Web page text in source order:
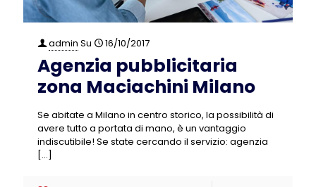
admin Su 16/10/2017
Agenzia pubblicitaria
zona Maciachini Milano
Se abitate a Milano in centro storico, la possibilità di
avere tutto a portata di mano, è un vantaggio
indiscutibile! Se state cercando il servizio: agenzia
[…]